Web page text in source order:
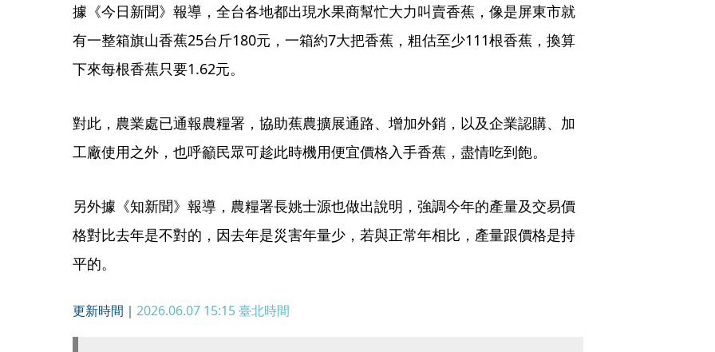
據《今日新聞》報導，全台各地都出現水果商幫忙大力叫賣香蕉，像是屏東市就
有一整箱旗山香蕉25台斤180元，一箱約7大把香蕉，粗估至少111根香蕉，換算
下來每根香蕉只要1.62元。
對此，農業處已通報農糧署，協助蕉農擴展通路、增加外銷，以及企業認購、加
工廠使用之外，也呼籲民眾可趁此時機用便宜價格入手香蕉，盡情吃到飽。
另外據《知新聞》報導，農糧署長姚士源也做出說明，強調今年的產量及交易價
格對比去年是不對的，因去年是災害年量少，若與正常年相比，產量跟價格是持
平的。
更新時間｜ 2026.06.07 15:15臺北時間